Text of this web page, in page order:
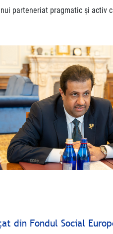
parteneriat pragmatic și activ
din Fondul Social